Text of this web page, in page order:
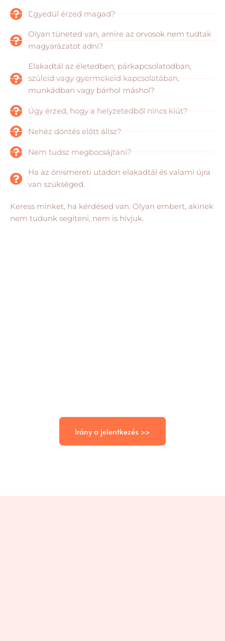
Egyedül érzed magad?
Olyan tüneted van, amire az orvosok nem tudtak
magyarázatot adni?
Elakadtál az életedben, párkapcsolatodban,
szüleid vagy gyermekeid kapcsolatában,
munkádban vagy bárhol máshol?
Úgy érzed, hogy a helyzetedből nincs kiút?
Nehéz döntés előtt állsz?
Nem tudsz megbocsájtani?
Ha az önismereti utadon elakadtál és valami újra
van szükséged.
Keress minket, ha kérdésed van. Olyan embert, akinek
nem tudunk segíteni, nem is hívjuk.
Irány a jelentkezés >>